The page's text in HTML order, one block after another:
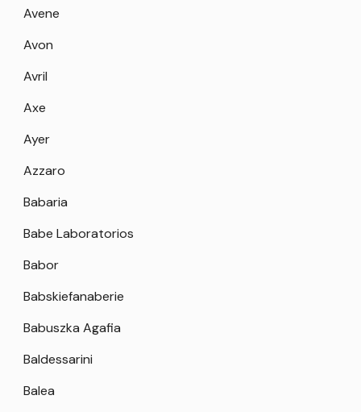
Avene
Avon
Avril
Axe
Ayer
Azzaro
Babaria
Babe Laboratorios
Babor
Babskiefanaberie
Babuszka Agafia
Baldessarini
Balea